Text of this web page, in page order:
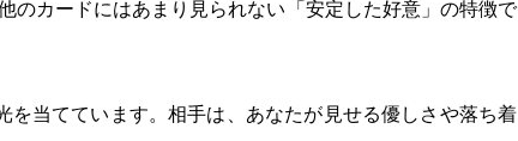
のカードにはあまり見られない「安定した好意」の特徴で
を当てています。相手は、あなたが見せる優しさや落ち着